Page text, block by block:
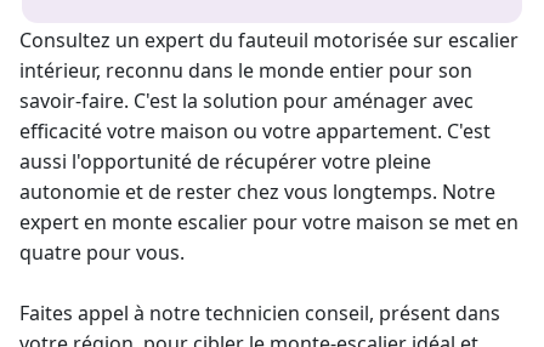
Consultez un expert du fauteuil motorisée sur escalier
intérieur, reconnu dans le monde entier pour son
savoir-faire. C'est la solution pour aménager avec
efficacité votre maison ou votre appartement. C'est
aussi l'opportunité de récupérer votre pleine
autonomie et de rester chez vous longtemps. Notre
expert en monte escalier pour votre maison se met en
quatre pour vous.
Faites appel à notre technicien conseil, présent dans